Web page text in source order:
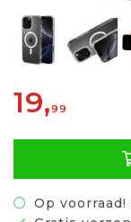
19,99
Op